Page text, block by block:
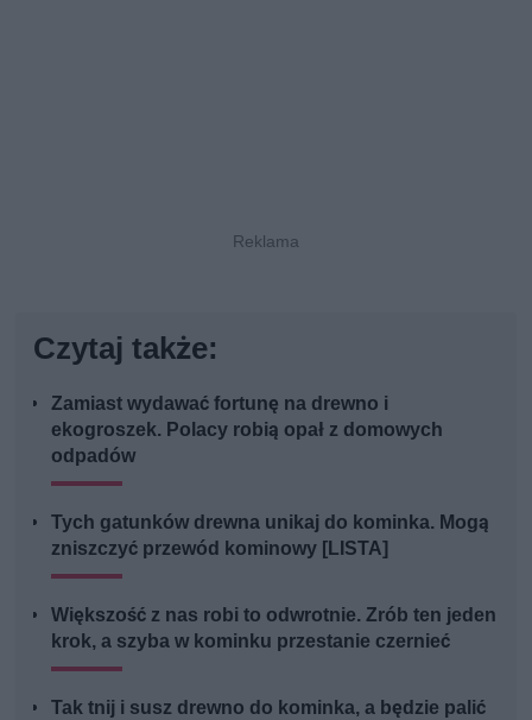
Czytaj także:
Zamiast wydawać fortunę na drewno i
ekogroszek. Polacy robią opał z domowych
odpadów
Tych gatunków drewna unikaj do kominka. Mogą
zniszczyć przewód kominowy [LISTA]
Większość z nas robi to odwrotnie. Zrób ten jeden
krok, a szyba w kominku przestanie czernieć
Tak tnij i susz drewno do kominka, a będzie palić